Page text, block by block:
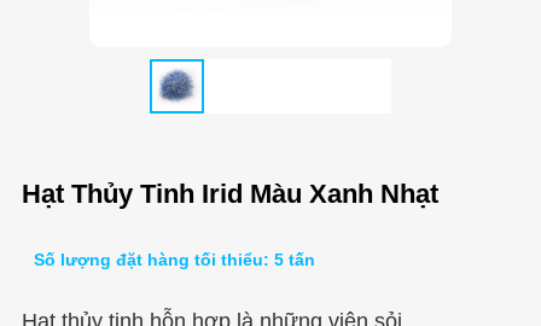
Hạt Thủy Tinh Irid Màu Xanh Nhạt
Số lượng đặt hàng tối thiểu: 5 tấn
Hạt thủy tinh hỗn hợp là những viên sỏi